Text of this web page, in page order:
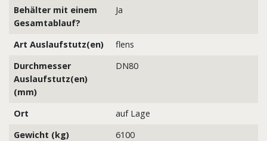
Behälter mit einem
Gesamtablauf?
Ja
Art Auslaufstutz(en)
flens
Durchmesser
Auslaufstutz(en)
(mm)
DN80
Ort
auf Lage
Gewicht (kg)
6100